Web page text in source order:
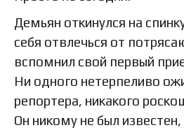
Демьян откинулся на
себя отвлечься от
вспомнил свой первый
Ни одного нетерпеливо
репортера, никакого
Он никому не был